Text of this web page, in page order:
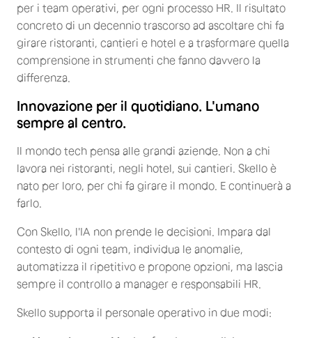
per i team operativi, per ogni processo HR. Il risultato
concreto di un decennio trascorso ad ascoltare chi fa
girare ristoranti, cantieri e hotel e a trasformare quella
comprensione in strumenti che fanno davvero la
differenza.
Innovazione per il quotidiano. L'umano
sempre al centro.
Il mondo tech pensa alle grandi aziende. Non a chi
lavora nei ristoranti, negli hotel, sui cantieri. Skello è
nato per loro, per chi fa girare il mondo. E continuerà a
farlo.
Con Skello, l'IA non prende le decisioni. Impara dal
contesto di ogni team, individua le anomalie,
automatizza il ripetitivo e propone opzioni, ma lascia
sempre il controllo a manager e responsabili HR.
Skello supporta il personale operativo in due modi: